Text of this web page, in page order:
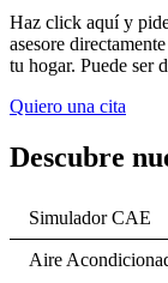
Haz click aquí y
asesore
tu hogar. Puede ser
Quiero una cita
Descubre
Simulador CAE
Aire